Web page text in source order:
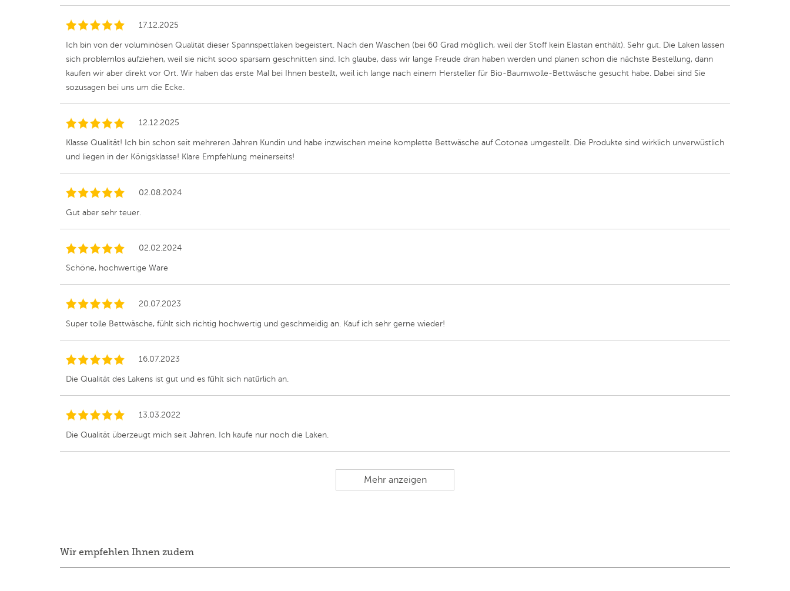
17.12.2025
Ich bin von der voluminösen Qualität dieser Spannspettlaken begeistert. Nach den Waschen (bei 60 Grad mögllich, weil der Stoff kein Elastan enthält). Sehr gut. Die Laken lassen
sich problemlos aufziehen, weil sie nicht sooo sparsam geschnitten sind. Ich glaube, dass wir lange Freude dran haben werden und planen schon die nächste Bestellung, dann
kaufen wir aber direkt vor Ort. Wir haben das erste Mal bei Ihnen bestellt, weil ich lange nach einem Hersteller für Bio-Baumwolle-Bettwäsche gesucht habe. Dabei sind Sie
sozusagen bei uns um die Ecke.
12.12.2025
Klasse Qualität! Ich bin schon seit mehreren Jahren Kundin und habe inzwischen meine komplette Bettwäsche auf Cotonea umgestellt. Die Produkte sind wirklich unverwüstlich
und liegen in der Königsklasse! Klare Empfehlung meinerseits!
02.08.2024
Gut aber sehr teuer.
02.02.2024
Schöne, hochwertige Ware
20.07.2023
Super tolle Bettwäsche, fühlt sich richtig hochwertig und geschmeidig an. Kauf ich sehr gerne wieder!
16.07.2023
Die Qualität des Lakens ist gut und es fűhlt sich natűrlich an.
13.03.2022
Die Qualität überzeugt mich seit Jahren. Ich kaufe nur noch die Laken.
Mehr anzeigen
Wir empfehlen Ihnen zudem